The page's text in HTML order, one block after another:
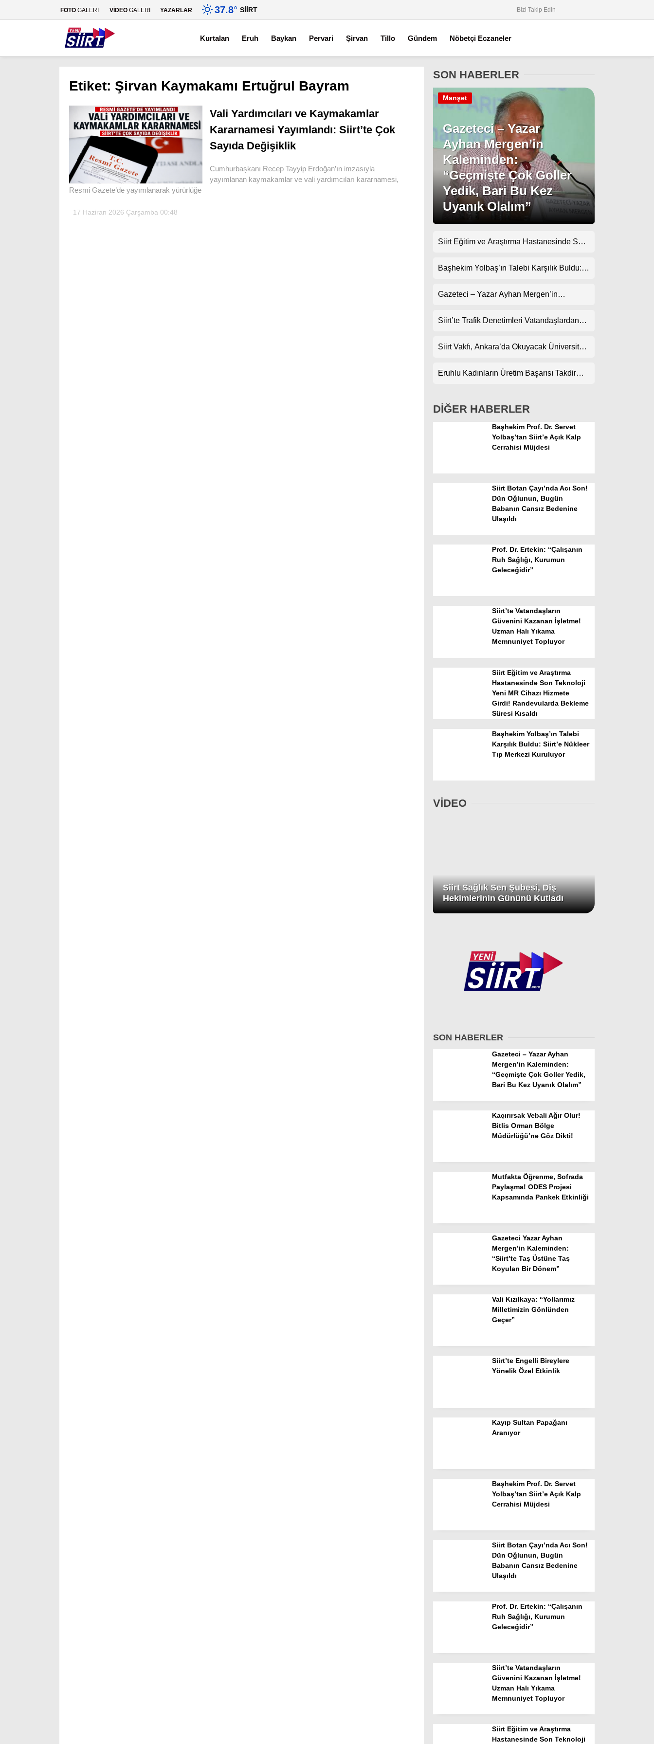
Gündem
Spor
Magazin
Instagram
FOTO GALERİ VİDEO GALERİ YAZARLAR 37.8° SIIRT Bizi Takip Edin
Kurtalan Eruh Baykan Pervari Şirvan Tillo Gündem Nöbetçi Eczaneler
Etiket: Şirvan Kaymakamı Ertuğrul Bayram
Vali Yardımcıları ve Kaymakamlar
Kararnamesi Yayımlandı: Siirt’te Çok
Sayıda Değişiklik
Cumhurbaşkanı Recep Tayyip Erdoğan’ın imzasıyla
yayımlanan kaymakamlar ve vali yardımcıları kararnamesi,
Resmi Gazete’de yayımlanarak yürürlüğe
17 Haziran 2026 Çarşamba 00:48
SON HABERLER
Gazeteci – Yazar
Ayhan Mergen’in
Kaleminden:
“Geçmişte Çok Goller
Yedik, Bari Bu Kez
Uyanık Olalım”
Manşet
Siirt Eğitim ve Araştırma Hastanesinde Son
Randevularda Bekleme Süresi Kısaldı
Başhekim Yolbaş’ın Talebi Karşılık Buldu:
Gazeteci – Yazar Ayhan Mergen’in
Kuralları”
Siirt’te Trafik Denetimleri Vatandaşlardan
Siirt Vakfı, Ankara’da Okuyacak Üniversite
Eruhlu Kadınların Üretim Başarısı Takdir
DİĞER HABERLER
Başhekim Prof. Dr. Servet
Yolbaş’tan Siirt’e Açık Kalp
Cerrahisi Müjdesi
Siirt Botan Çayı’nda Acı Son!
Dün Oğlunun, Bugün
Babanın Cansız Bedenine
Ulaşıldı
Prof. Dr. Ertekin: “Çalışanın
Ruh Sağlığı, Kurumun
Geleceğidir”
Siirt’te Vatandaşların
Güvenini Kazanan İşletme!
Uzman Halı Yıkama
Memnuniyet Topluyor
Siirt Eğitim ve Araştırma
Hastanesinde Son Teknoloji
Yeni MR Cihazı Hizmete
Girdi! Randevularda Bekleme
Süresi Kısaldı
Başhekim Yolbaş’ın Talebi
Karşılık Buldu: Siirt’e Nükleer
Tıp Merkezi Kuruluyor
VİDEO
Siirt Sağlık Sen Şubesi, Diş
Hekimlerinin Gününü Kutladı
SON HABERLER
Gazeteci – Yazar Ayhan
Mergen’in Kaleminden:
“Geçmişte Çok Goller Yedik,
Bari Bu Kez Uyanık Olalım”
Kaçırırsak Vebali Ağır Olur!
Bitlis Orman Bölge
Müdürlüğü’ne Göz Dikti!
Mutfakta Öğrenme, Sofrada
Paylaşma! ODES Projesi
Kapsamında Pankek Etkinliği
Gazeteci Yazar Ayhan
Mergen’in Kaleminden:
“Siirt’te Taş Üstüne Taş
Koyulan Bir Dönem”
Vali Kızılkaya: “Yollarımız
Milletimizin Gönlünden
Geçer”
Siirt’te Engelli Bireylere
Yönelik Özel Etkinlik
Kayıp Sultan Papağanı
Aranıyor
Başhekim Prof. Dr. Servet
Yolbaş’tan Siirt’e Açık Kalp
Cerrahisi Müjdesi
Siirt Botan Çayı’nda Acı Son!
Dün Oğlunun, Bugün
Babanın Cansız Bedenine
Ulaşıldı
Prof. Dr. Ertekin: “Çalışanın
Ruh Sağlığı, Kurumun
Geleceğidir”
Siirt’te Vatandaşların
Güvenini Kazanan İşletme!
Uzman Halı Yıkama
Memnuniyet Topluyor
Siirt Eğitim ve Araştırma
Hastanesinde Son Teknoloji